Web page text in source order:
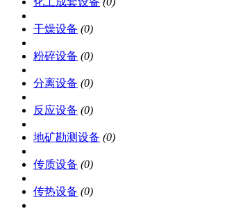
干燥设备 (0)
粉碎设备 (0)
分离设备 (0)
反应设备 (0)
地矿勘测设备 (0)
传质设备 (0)
传热设备 (0)